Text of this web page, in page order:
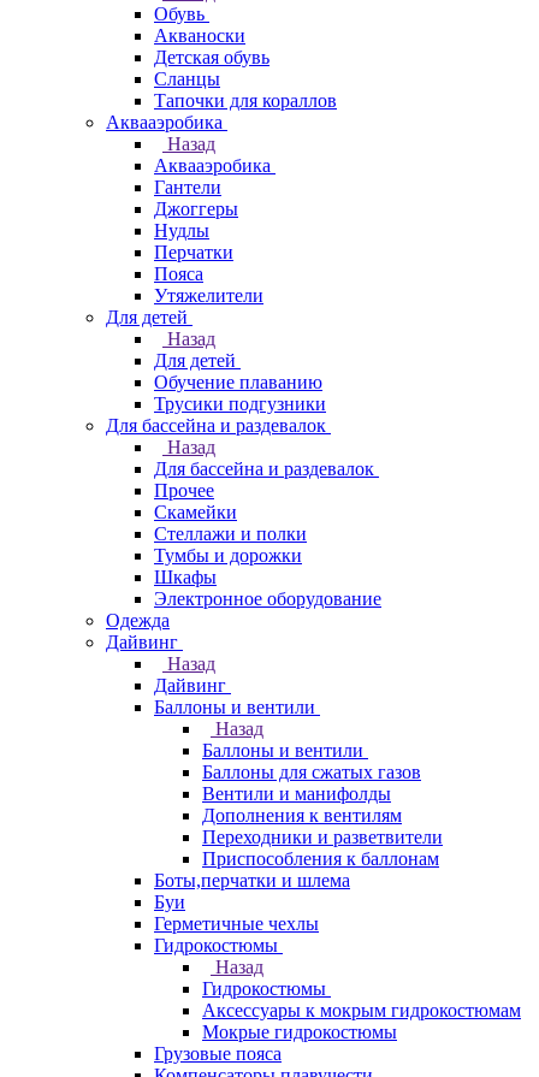
Обувь
Акваноски
Детская обувь
Сланцы
Тапочки для кораллов
Аквааэробика
Назад
Аквааэробика
Гантели
Джоггеры
Нудлы
Перчатки
Пояса
Утяжелители
Для детей
Назад
Для детей
Обучение плаванию
Трусики подгузники
Для бассейна и раздевалок
Назад
Для бассейна и раздевалок
Прочее
Скамейки
Стеллажи и полки
Тумбы и дорожки
Шкафы
Электронное оборудование
Одежда
Дайвинг
Назад
Дайвинг
Баллоны и вентили
Назад
Баллоны и вентили
Баллоны для сжатых газов
Вентили и манифолды
Дополнения к вентилям
Переходники и разветвители
Приспособления к баллонам
Боты,перчатки и шлема
Буи
Герметичные чехлы
Гидрокостюмы
Назад
Гидрокостюмы
Аксессуары к мокрым гидрокостюмам
Мокрые гидрокостюмы
Грузовые пояса